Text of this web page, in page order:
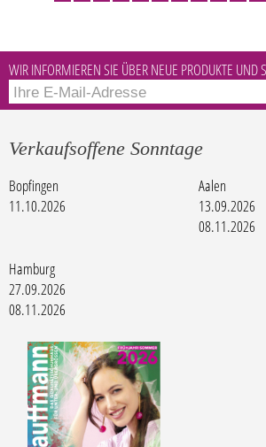
WIR INFORMIEREN SIE ÜBER NEUE PRODUKTE UND
Verkaufsoffene Sonntage
Bopfingen
11.10.2026
Aalen
13.09.2026
08.11.2026
Hamburg
27.09.2026
08.11.2026